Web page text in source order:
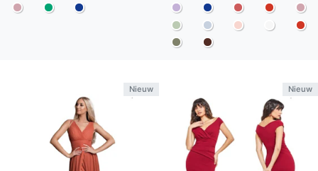
Nieuw Nieuw